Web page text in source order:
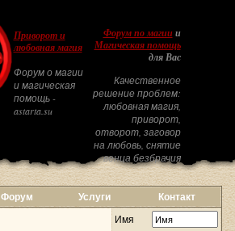
Приворот и
любовная магия
Форум о магии
и магическая
помощь -
astarta.su
Форум по магиии
Магическая помощь
для Вас
Качественное
решение проблем:
любовная магия,
приворот,
отворот, заговор
на любовь, снятие
венца безбрачия
Форум Услуги Контакт
Имя